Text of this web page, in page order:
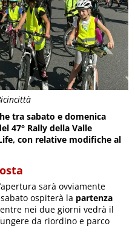
tra sabato e domenica
47° Rally della Valle
con relative modifiche al
sarà ovviamente
ospiterà la partenza
nei due giorni vedrà il
da riordino e parco